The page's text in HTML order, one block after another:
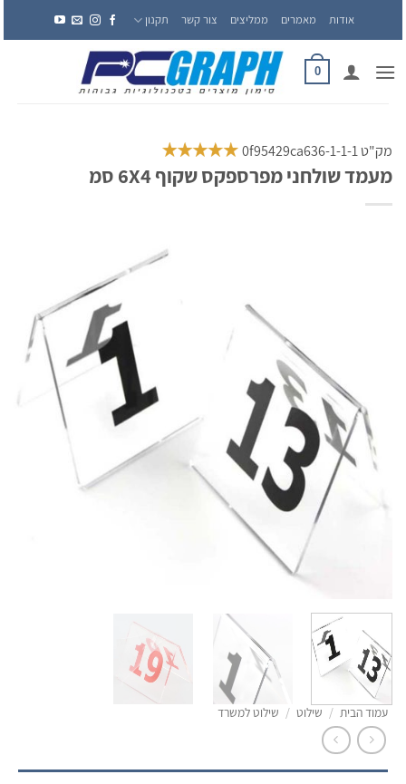
אודות מאמרים ממליצים צור קשר תקנון
0
מק"ט 0f95429ca636-1-1-1
מעמד שולחני מפרספקס שקוף 6X4 סמ
עמוד הבית / שילוט / שילוט למשרד